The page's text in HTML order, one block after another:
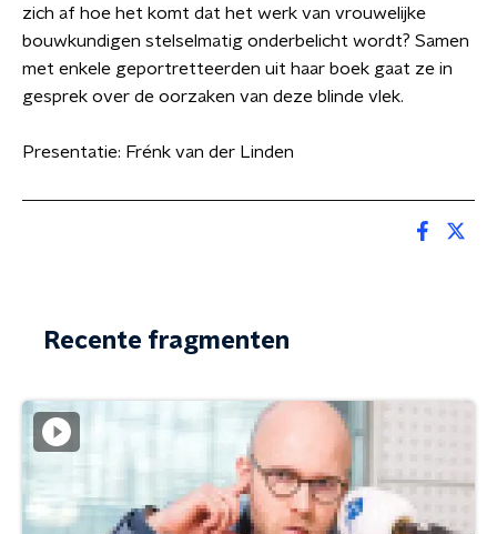
zich af hoe het komt dat het werk van vrouwelijke
bouwkundigen stelselmatig onderbelicht wordt? Samen
met enkele geportretteerden uit haar boek gaat ze in
gesprek over de oorzaken van deze blinde vlek.
Presentatie: Frénk van der Linden
Recente fragmenten